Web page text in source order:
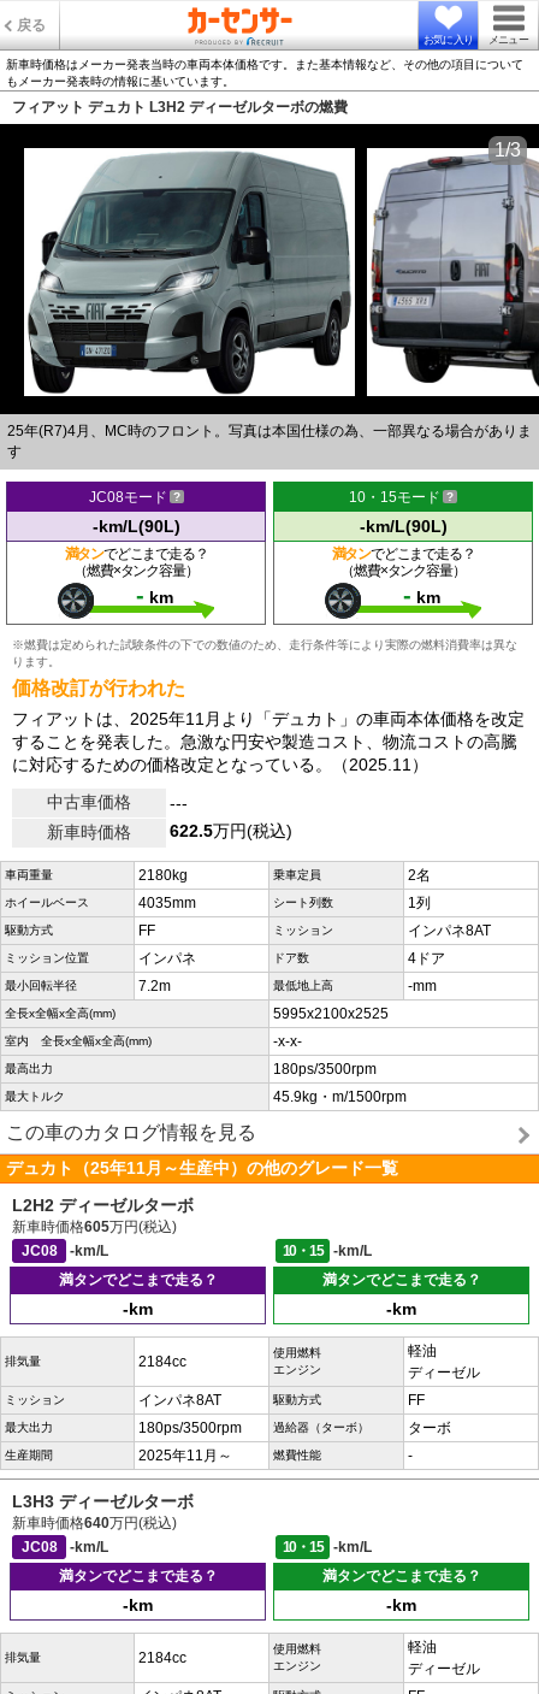
戻る
お気に入り メニュー
新車時価格はメーカー発表当時の車両本体価格です。また基本情報など、その他の項目について
もメーカー発表時の情報に基いています。
フィアット デュカト L3H2 ディーゼルターボの燃費
25年(R7)4月、MC時のフロント。写真は本国仕様の為、一部異なる場合がありま
す
1/3
JC08モード
-km/L(90L)
満タンでどこまで走る？
（燃費×タンク容量）
- km
10・15モード
-km/L(90L)
満タンでどこまで走る？
（燃費×タンク容量）
- km
※燃費は定められた試験条件の下での数値のため、走行条件等により実際の燃料消費率は異な
ります。
価格改訂が行われた
フィアットは、2025年11月より「デュカト」の車両本体価格を改定
することを発表した。急激な円安や製造コスト、物流コストの高騰
に対応するための価格改定となっている。（2025.11）
中古車価格
---
新車時価格
622.5万円(税込)
車両重量 2180kg 乗車定員 2名
ホイールベース 4035mm シート列数 1列
駆動方式 FF ミッション インパネ8AT
ミッション位置 インパネ ドア数 4ドア
最小回転半径 7.2m 最低地上高 -mm
全長x全幅x全高(mm) 5995x2100x2525
室内 全長x全幅x全高(mm) -x-x-
最高出力 180ps/3500rpm
最大トルク 45.9kg・m/1500rpm
この車のカタログ情報を見る
デュカト（25年11月～生産中）の他のグレード一覧
L2H2 ディーゼルターボ
新車時価格605万円(税込)
JC08
-km/L 10・15
-km/L
満タンでどこまで走る？
-km
満タンでどこまで走る？
-km
排気量 2184cc
使用燃料
エンジン
軽油
ディーゼル
ミッション インパネ8AT 駆動方式 FF
最大出力 180ps/3500rpm 過給器（ターボ） ターボ
生産期間 2025年11月～ 燃費性能 -
L3H3 ディーゼルターボ
新車時価格640万円(税込)
JC08
-km/L 10・15
-km/L
満タンでどこまで走る？
-km
満タンでどこまで走る？
-km
排気量 2184cc
使用燃料
エンジン
軽油
ディーゼル